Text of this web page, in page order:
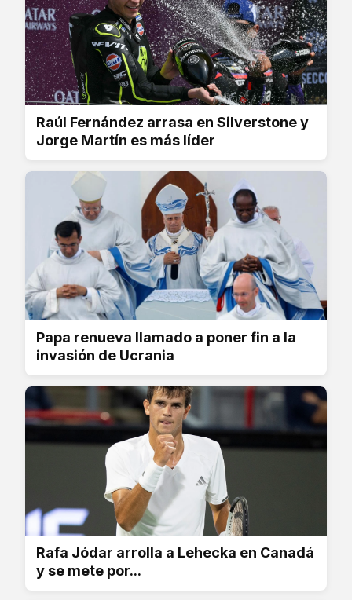
Raúl Fernández arrasa en Silverstone y
Jorge Martín es más líder
Papa renueva llamado a poner fin a la
invasión de Ucrania
Rafa Jódar arrolla a Lehecka en Canadá
y se mete por...